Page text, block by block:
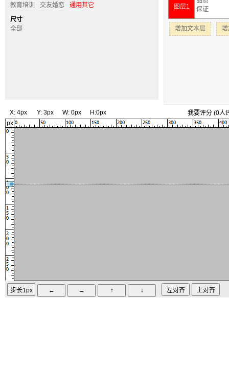
教育培训
交友婚恋
通用其它
尺寸
全部
图层1
增加文本层
X: 4px Y: 3px W: 0px H:0px 我要评分 (0人
px